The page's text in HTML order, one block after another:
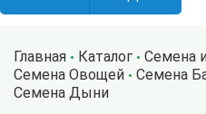
Главная Каталог
Семена
Семена Овощей
Семена
Семена Дыни